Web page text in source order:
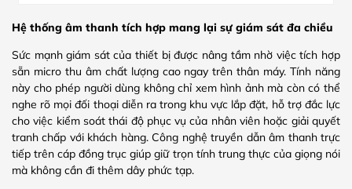
Hệ thống âm thanh tích hợp mang lại sự giám sát đa chiều
Sức mạnh giám sát của thiết bị được nâng tầm nhờ việc tích hợp
sẵn micro thu âm chất lượng cao ngay trên thân máy. Tính năng
này cho phép người dùng không chỉ xem hình ảnh mà còn có thể
nghe rõ mọi đối thoại diễn ra trong khu vực lắp đặt, hỗ trợ đắc lực
cho việc kiểm soát thái độ phục vụ của nhân viên hoặc giải quyết
tranh chấp với khách hàng. Công nghệ truyền dẫn âm thanh trực
tiếp trên cáp đồng trục giúp giữ trọn tính trung thực của giọng nói
mà không cần đi thêm dây phức tạp.